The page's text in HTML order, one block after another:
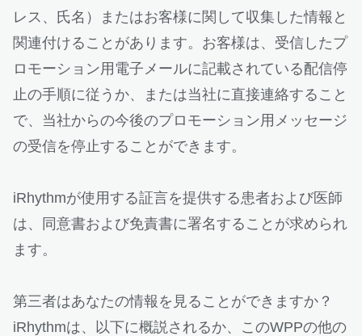
レス、氏名）またはお客様に関して収集した情報と
関連付けることがあります。お客様は、受信したプ
ロモーション用電子メールに記載されている配信停
止の手順に従うか、または当社に直接連絡すること
で、当社からの今後のプロモーション用メッセージ
の受信を停止することができます。
iRhythmが使用する証言を提供する患者および医師
は、同意書および免責書に署名することが求められ
ます。
第三者はあなたの情報を見ることができますか？
iRhythmは、以下に概説されるか、このWPPの他の